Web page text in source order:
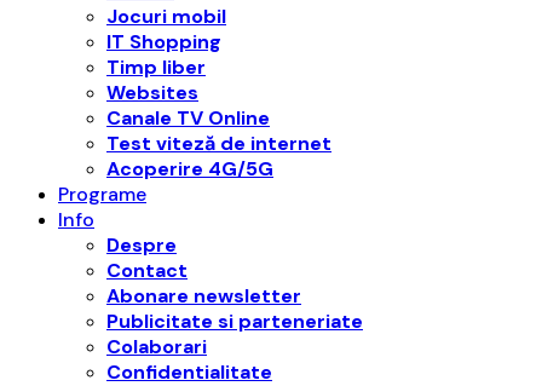
Jocuri mobil
IT Shopping
Timp liber
Websites
Canale TV Online
Test viteză de internet
Acoperire 4G/5G
Programe
Info
Despre
Contact
Abonare newsletter
Publicitate si parteneriate
Colaborari
Confidentialitate